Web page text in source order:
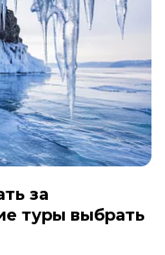
за
туры выбрать